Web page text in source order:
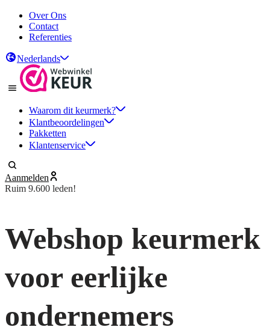
Over Ons
Contact
Referenties
Nederlands
Waarom dit keurmerk?
Klantbeoordelingen
Pakketten
Klantenservice
Aanmelden
Ruim 9.600 leden!
Webshop keurmerk
voor eerlijke
ondernemers